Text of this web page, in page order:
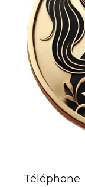
Téléphone